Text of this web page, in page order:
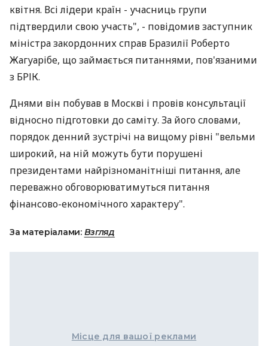
квітня. Всі лідери країн - учасниць групи
підтвердили свою участь", - повідомив заступник
міністра закордонних справ Бразилії Роберто
Жагуарібе, що займається питаннями, пов'язаними
з БРІК.
Днями він побував в Москві і провів консультації
відносно підготовки до саміту. За його словами,
порядок денний зустрічі на вищому рівні "вельми
широкий, на ній можуть бути порушені
президентами найрізноманітніші питання, але
переважно обговорюватимуться питання
фінансово-економічного характеру".
За матеріалами: Взгляд
Місце для вашої реклами